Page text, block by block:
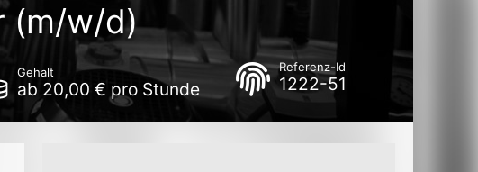
(m/w/d)
Gehalt
ab 20,00 € pro Stunde
Referenz-Id
1222-51